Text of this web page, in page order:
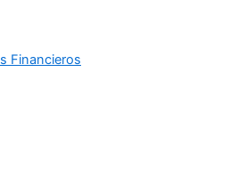
Financieros